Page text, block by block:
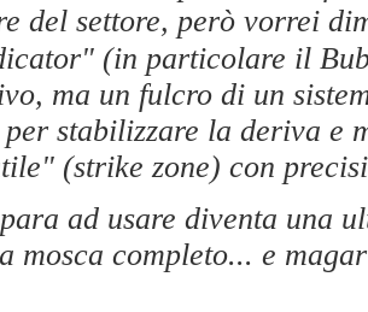
del settore, però vorrei
(in particolare il
ma un fulcro di un
stabilizzare la deriva e
(strike zone) con
ad usare diventa una
mosca completo... e